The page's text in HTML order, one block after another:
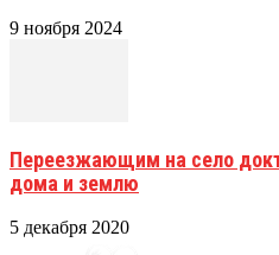
9 ноября 2024
Переезжающим на село
дома и землю
5 декабря 2020